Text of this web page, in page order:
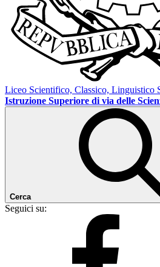
Liceo Scientifico, Classico, Linguistico
Istruzione Superiore di via delle
Cerca
Seguici su: